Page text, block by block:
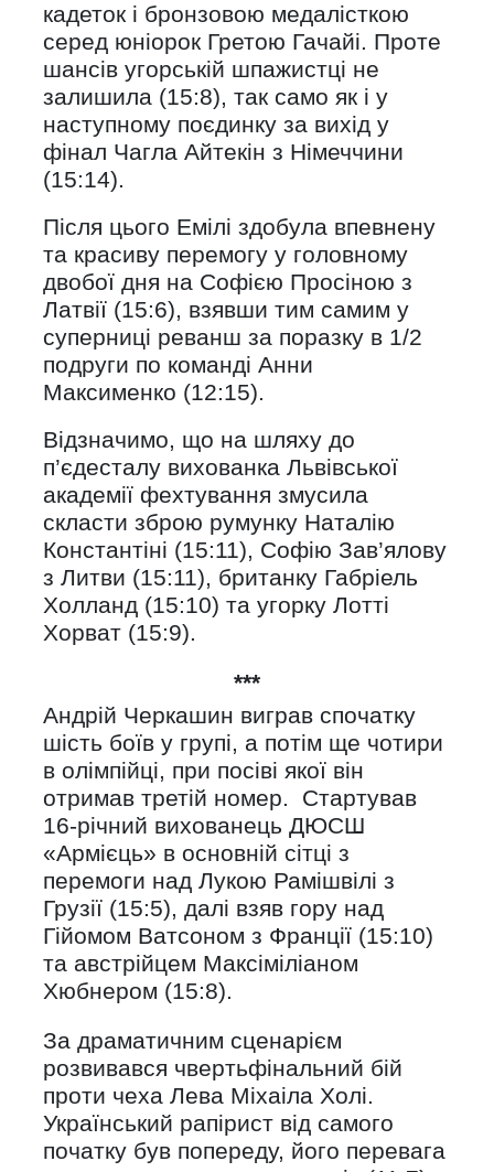
кадеток і бронзовою медалісткою
серед юніорок Гретою Гачайі. Проте
шансів угорській шпажистці не
залишила (15:8), так само як і у
наступному поєдинку за вихід у
фінал Чагла Айтекін з Німеччини
(15:14).
Після цього Емілі здобула впевнену
та красиву перемогу у головному
двобої дня на Софією Просіною з
Латвії (15:6), взявши тим самим у
суперниці реванш за поразку в 1/2
подруги по команді Анни
Максименко (12:15).
Відзначимо, що на шляху до
п’єдесталу вихованка Львівської
академії фехтування змусила
скласти зброю румунку Наталію
Константіні (15:11), Софію Зав’ялову
з Литви (15:11), британку Габріель
Холланд (15:10) та угорку Лотті
Хорват (15:9).
***
Андрій Черкашин виграв спочатку
шість боїв у групі, а потім ще чотири
в олімпійці, при посіві якої він
отримав третій номер. Стартував
16-річний вихованець ДЮСШ
«Армієць» в основній сітці з
перемоги над Лукою Рамішвілі з
Грузії (15:5), далі взяв гору над
Гійомом Ватсоном з Франції (15:10)
та австрійцем Максіміліаном
Хюбнером (15:8).
За драматичним сценарієм
розвивався чвертьфінальний бій
проти чеха Лева Міхаіла Холі.
Український рапірист від самого
початку був попереду, його перевага